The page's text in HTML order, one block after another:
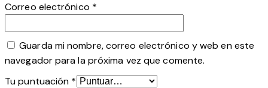
Correo electrónico *
Guarda mi nombre, correo electrónico y web en este
navegador para la próxima vez que comente.
Tu puntuación *